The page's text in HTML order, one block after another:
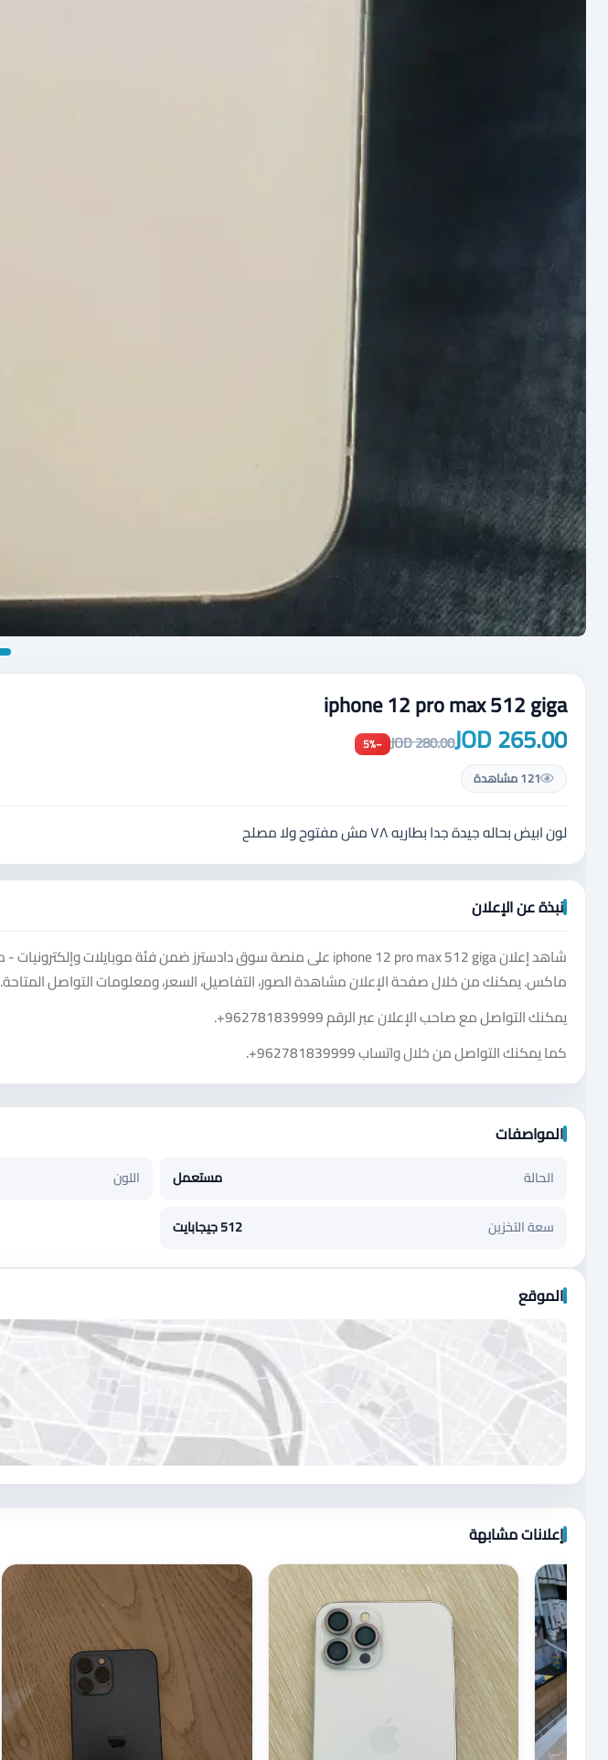
iphone 12 pro max 512 giga
265.00 JOD
280.00 JOD
−5%
121 مشاهدة
لون ابيض بحاله جيدة جدا بطاريه ٧٨ مش مفتوح ولا مصلح
نبذة عن الإعلان
ماكس. يمكنك من خلال صفحة الإعلان مشاهدة الصور، التفاصيل، السعر، ومعلومات التواصل المتاحة.
يمكنك التواصل مع صاحب الإعلان عبر الرقم+962781839999
.
كما يمكنك التواصل من خلال واتساب+962781839999
.
المواصفات
الحالة مستعمل اللون
سعة التخزين 512 جيجابايت
الموقع
اضغط لتحميل الموقع
إعلانات مشابهة